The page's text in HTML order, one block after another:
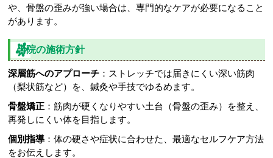
や、骨盤の歪みが強い場合は、専門的なケアが必要になること
があります。
当院の施術方針
深層筋へのアプローチ ：ストレッチでは届きにくい深い筋肉
（梨状筋など）を、鍼灸や手技でゆるめます。
骨盤矯正 ：筋肉が硬くなりやすい土台（骨盤の歪み）を整え、
再発しにくい体を目指します。
個別指導 ：体の硬さや症状に合わせた、最適なセルフケア方法
をお伝えします。